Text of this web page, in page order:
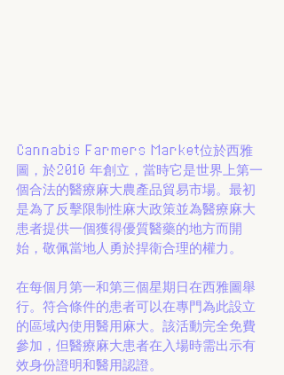
Cannabis Farmers Market位於西雅
圖，於2010 年創立，當時它是世界上第一
個合法的醫療麻大農產品貿易市場。最初
是為了反擊限制性麻大政策並為醫療麻大
患者提供一個獲得優質醫藥的地方而開
始，敬佩當地人勇於捍衛合理的權力。
在每個月第一和第三個星期日在西雅圖舉
行。符合條件的患者可以在專門為此設立
的區域內使用醫用麻大。該活動完全免費
參加，但醫療麻大患者在入場時需出示有
效身份證明和醫用認證。